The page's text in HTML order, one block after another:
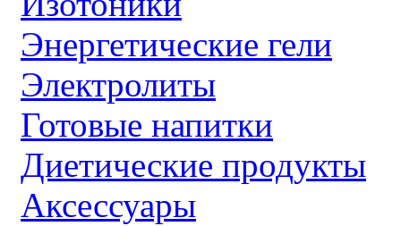
Энергетические гели
Электролиты
Готовые напитки
Диетические продукты
Аксессуары